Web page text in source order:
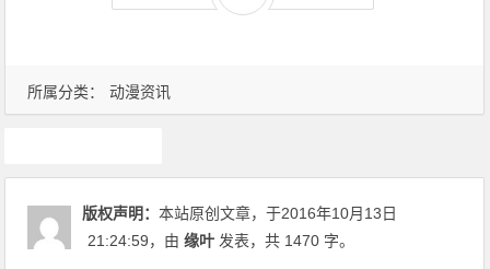
所属分类： 动漫资讯
版权声明：本站原创文章，于2016年10月13日
21:24:59，由缘叶 发表，共 1470 字。